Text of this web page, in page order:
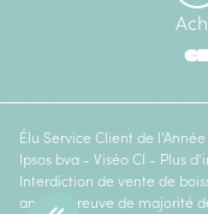
Élu Service Client de
Ipsos bva - Viséo CI - Plus
Interdiction de vente de
ans. La preuve de majorité